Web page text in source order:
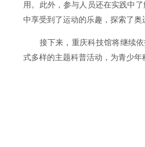
用。此外，参与人员还在实践中
中享受到了运动的乐趣，探索了奥
接下来，重庆科技馆将继续
式多样的主题科普活动，为青少